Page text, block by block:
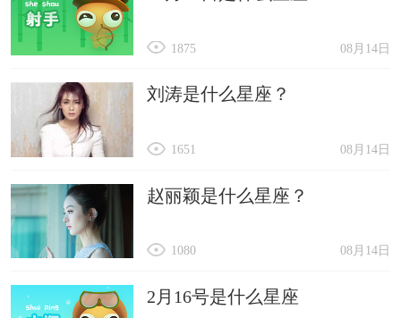
08月14日
1875
刘涛是什么星座？
08月14日
1651
赵丽颖是什么星座？
08月14日
1080
2月16号是什么星座